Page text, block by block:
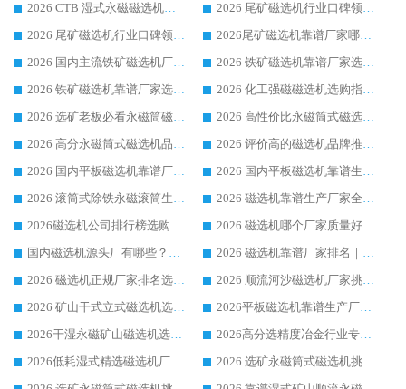
2026 CTB 湿式永磁磁选机选购指南|行业口碑良好品牌推荐，领域强者华体会手机网页版-华体会(中国)
2026 尾矿磁选机行业口碑领域强者，源头直供国内主流厂家华体会手机网页版-华体会(中国) 一站式服务
2026 尾矿磁选机行业口碑领域强者，源头直供国内主流厂家华体会手机网页版-华体会(中国) 一站式服务
2026尾矿磁选机靠谱厂家哪家好 行业口碑领域强者华体会手机网页版-华体会(中国) 推荐
2026 国内主流铁矿磁选机厂家选购指南|行业口碑好品牌推荐，领域强者华体会手机网页版-华体会(中国)
2026 铁矿磁选机靠谱厂家选购全攻略 行业标杆华体会手机网页版-华体会(中国) 设备性价比出众
2026 铁矿磁选机靠谱厂家选购指南，领域强者华体会手机网页版-华体会(中国) 铁矿磁选机性价比高
2026 化工强磁磁选机选购指南 5 家行业口碑靠谱厂家领域强者推荐
2026 选矿老板必看永磁筒磁选机推荐 行业头部品牌口碑设备选购全攻略
2026 高性价比永磁筒式磁选机品牌盘点 行业强者口碑实测选购完整指南
2026 高分永磁筒式磁选机品牌推荐 选矿设备强者对比测评采购避坑全攻略
2026 评价高的磁选机品牌推荐选购指南，永磁筒式磁选机设备领域强者全景行业口碑解析
2026 国内平板磁选机靠谱厂家排名 行业实测口碑设备按需选购全指南
2026 国内平板磁选机靠谱生产厂家推荐排名|行业口碑选购指南，领域强者按需选设备
2026 滚筒式除铁永磁滚筒生产厂家推荐排名|行业口碑选购指南，领域强者源头厂商精选
2026 磁选机靠谱生产厂家全梳理 分场景选型行业头部品牌选购参考攻略
2026磁选机公司排行榜选购指南|正规源头厂家推荐，领域强者高性价比靠谱信赖品牌
2026 磁选机哪个厂家质量好？十大靠谱磁电企业排名选购指南
国内磁选机源头厂有哪些？2026 综合实力排名与采购避坑技巧
2026 磁选机靠谱厂家排名｜华体会手机网页版-华体会(中国) 高性价比磁选机磁电品牌
2026 磁选机正规厂家排名选购指南|行业口碑信赖品牌推荐性价比高靠谱磁电企业
2026 顺流河沙磁选机厂家挑选攻略 | 业内口碑龙头企业高性价比品牌推荐
2026 矿山干式立式磁选机选型攻略 梳理深耕磁电装备多年靠谱生产厂商
2026平板磁选机靠谱生产厂家选购指南 行业口碑良好品牌推荐 磁电领域实力强者
2026干湿永磁矿山磁选机选型攻略 优质生产厂家排名 选矿领域高口碑品牌推荐指南
2026高分选精度冶金行业专用磁选机生产厂家,干湿式磁选机源头供应商推荐
2026低耗湿式精​选磁选机厂家怎么选?湿式精选磁选机供应商，行业认可度较高生产厂家华体会手机网页版-华体会(中国) 全面解析
2026 选矿永磁筒式磁选机挑选指南 华体会手机网页版-华体会(中国) 推荐品牌行业口碑佳实力突出